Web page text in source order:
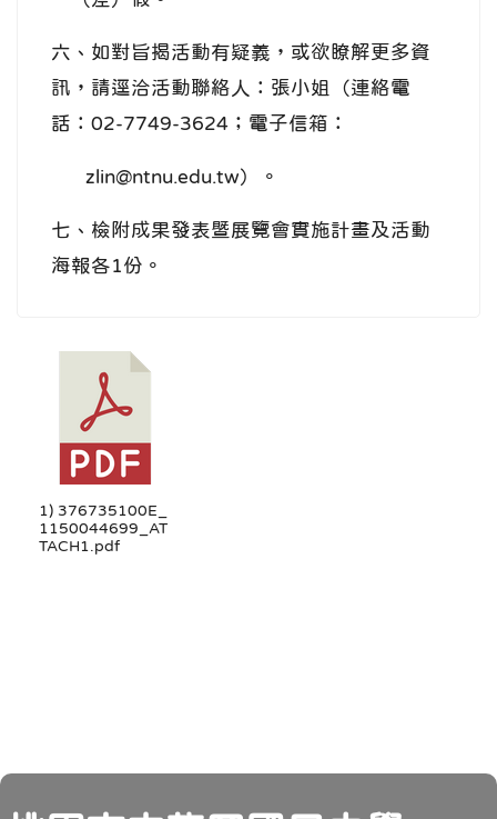
六、如對旨揭活動有疑義，或欲瞭解更多資
訊，請逕洽活動聯絡人：張小姐（連絡電
話：02-7749-3624；電子信箱：
zlin@ntnu.edu.tw）。
七、檢附成果發表暨展覽會實施計畫及活動
海報各1份。
1) 376735100E_
1150044699_AT
TACH1.pdf
頁尾